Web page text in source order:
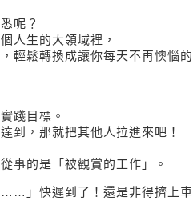
呢？
人生的大領域裡，
輕鬆轉換成讓你每天不再懊惱的
踐目標。
到，那就把其他人拉進來吧！
事的是「被觀賞的工作」。
」快遲到了！還是非得擠上車